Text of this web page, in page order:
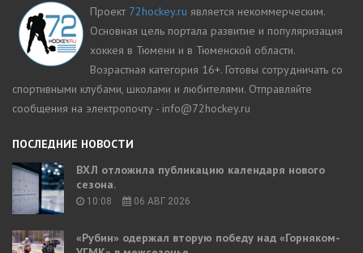
Проект 72hockey.ru является некоммерческим.
Основная цель портала развитие и популяризация
хоккея в Тюмени и в Тюменской области.
Возрастная категория 16+. Готовы сотрудничать со
спортивными клубами, школами и любителями. Отправляйте
сообщения на электропочту - info@72hockey.ru
ПОСЛЕДНИЕ НОВОСТИ
ВХЛ отложила публикацию календаря нового
сезона.
10:08 06 АВГ 2026
«Рубин» одержал вторую победу над «Горняком-